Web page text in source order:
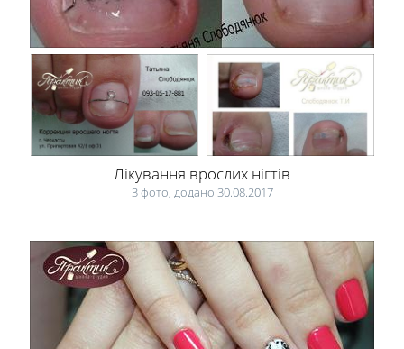
Лікування врослих нігтів
3 фото, додано 30.08.2017